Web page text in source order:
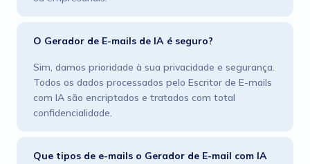
O Gerador de E-mails de IA é seguro?
Sim, damos prioridade à sua privacidade e segurança.
Todos os dados processados pelo Escritor de E-mails
com IA são encriptados e tratados com total
confidencialidade.
Que tipos de e-mails o Gerador de E-mail com IA